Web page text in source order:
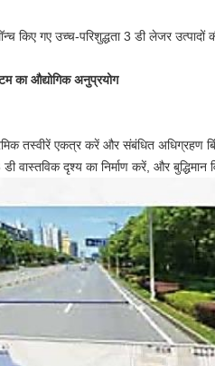
किए गए उच्च-परिशुद्धता 3 डी लेजर
का औद्योगिक अनुप्रयोग
तस्वीरें एकत्र करें और संबंधित अधिग्रहण
वास्तविक दृश्य का निर्माण करें, और